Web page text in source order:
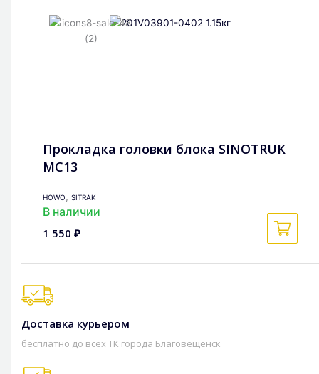
Прокладка головки блока SINOTRUK
MC13
HOWO , SITRAK
В наличии
1 550 ₽
Доставка курьером
бесплатно до всех ТК города Благовещенск